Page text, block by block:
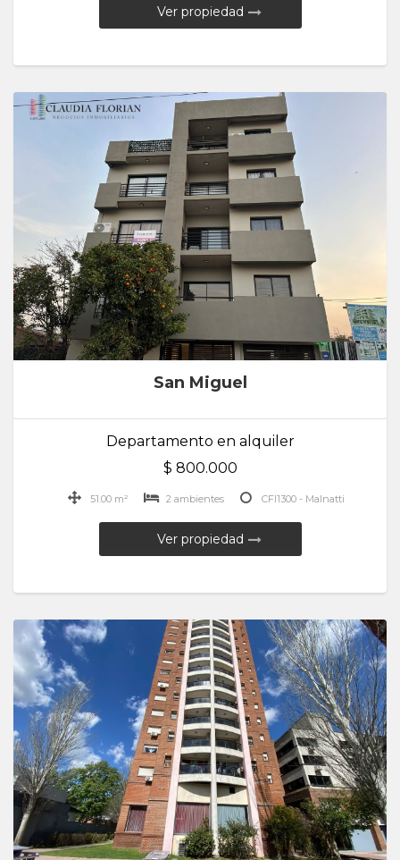
Ver propiedad
San Miguel
Departamento en alquiler
$ 800.000
51.00 m² 2 ambientes CFI1300 - Malnatti
Ver propiedad